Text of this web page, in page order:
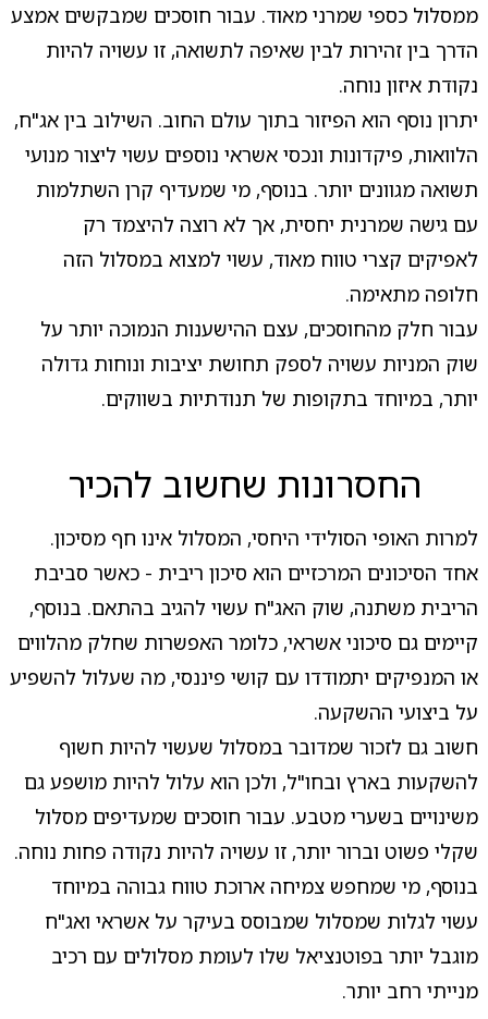
ממסלול כספי שמרני מאוד. עבור חוסכים שמבקשים אמצע
הדרך בין זהירות לבין שאיפה לתשואה, זו עשויה להיות
נקודת איזון נוחה.
יתרון נוסף הוא הפיזור בתוך עולם החוב. השילוב בין אג"ח,
הלוואות, פיקדונות ונכסי אשראי נוספים עשוי ליצור מנועי
תשואה מגוונים יותר. בנוסף, מי שמעדיף קרן השתלמות
עם גישה שמרנית יחסית, אך לא רוצה להיצמד רק
לאפיקים קצרי טווח מאוד, עשוי למצוא במסלול הזה
חלופה מתאימה.
עבור חלק מהחוסכים, עצם ההישענות הנמוכה יותר על
שוק המניות עשויה לספק תחושת יציבות ונוחות גדולה
יותר, במיוחד בתקופות של תנודתיות בשווקים.
החסרונות שחשוב להכיר
למרות האופי הסולידי היחסי, המסלול אינו חף מסיכון.
אחד הסיכונים המרכזיים הוא סיכון ריבית - כאשר סביבת
הריבית משתנה, שוק האג"ח עשוי להגיב בהתאם. בנוסף,
קיימים גם סיכוני אשראי, כלומר האפשרות שחלק מהלווים
או המנפיקים יתמודדו עם קושי פיננסי, מה שעלול להשפיע
על ביצועי ההשקעה.
חשוב גם לזכור שמדובר במסלול שעשוי להיות חשוף
להשקעות בארץ ובחו"ל, ולכן הוא עלול להיות מושפע גם
משינויים בשערי מטבע. עבור חוסכים שמעדיפים מסלול
שקלי פשוט וברור יותר, זו עשויה להיות נקודה פחות נוחה.
בנוסף, מי שמחפש צמיחה ארוכת טווח גבוהה במיוחד
עשוי לגלות שמסלול שמבוסס בעיקר על אשראי ואג"ח
מוגבל יותר בפוטנציאל שלו לעומת מסלולים עם רכיב
מנייתי רחב יותר.